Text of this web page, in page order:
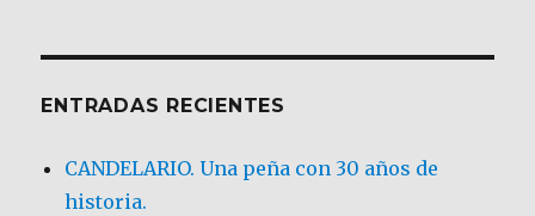
ENTRADAS RECIENTES
CANDELARIO. Una peña con 30 años de
historia.